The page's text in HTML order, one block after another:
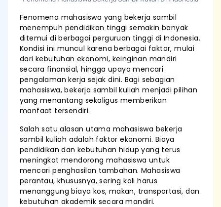
Fenomena mahasiswa yang bekerja sambil
menempuh pendidikan tinggi semakin banyak
ditemui di berbagai perguruan tinggi di Indonesia.
Kondisi ini muncul karena berbagai faktor, mulai
dari kebutuhan ekonomi, keinginan mandiri
secara finansial, hingga upaya mencari
pengalaman kerja sejak dini. Bagi sebagian
mahasiswa, bekerja sambil kuliah menjadi pilihan
yang menantang sekaligus memberikan
manfaat tersendiri.
Salah satu alasan utama mahasiswa bekerja
sambil kuliah adalah faktor ekonomi. Biaya
pendidikan dan kebutuhan hidup yang terus
meningkat mendorong mahasiswa untuk
mencari penghasilan tambahan. Mahasiswa
perantau, khususnya, sering kali harus
menanggung biaya kos, makan, transportasi, dan
kebutuhan akademik secara mandiri.